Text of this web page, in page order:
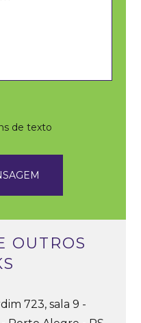
de texto
OUTROS
723, sala 9 -